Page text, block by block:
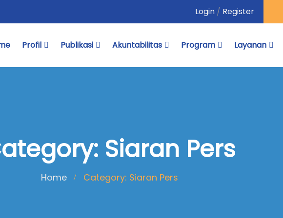
Login / Register
Profil Publikasi Akuntabilitas Program Layanan
Siaran Pers
Home Category: Siaran Pers